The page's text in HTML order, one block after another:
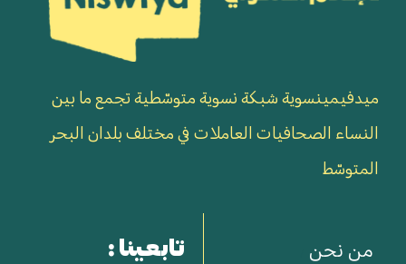
ميدفيمينسوية شبكة نسوية متوسّطية تجمع ما بين
النساء الصحافيات العاملات في مختلف بلدان البحر
المتوسّط
من نحن
تابعينا :